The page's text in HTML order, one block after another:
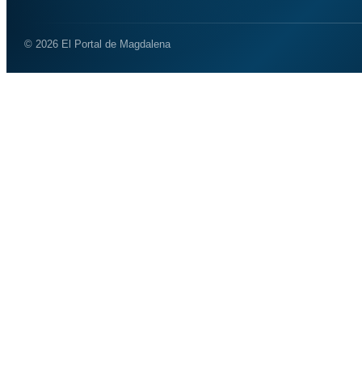
© 2026 El Portal de Magdalena